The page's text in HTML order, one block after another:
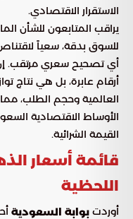
الاستقرار الاقتصادي.
يراقب المتابعون للشأن
للسوق بدقة، سعياً
أي تصحيح سعري مرتقب. إن
أرقام عابرة، بل هي نتاج
العالمية وحجم الطلب،
الأوساط الاقتصادية
القيمة الشرائية.
قائمة أسعار
اللحظية
أوردت بوابة السعودية